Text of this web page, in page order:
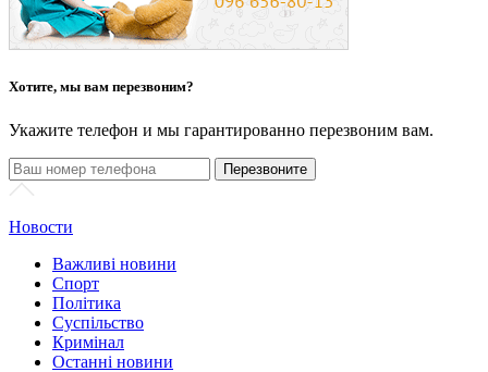
Хотите, мы вам перезвоним?
Укажите телефон и мы гарантированно перезвоним вам.
Новости
Важливі новини
Спорт
Політика
Суспільство
Кримінал
Останні новини